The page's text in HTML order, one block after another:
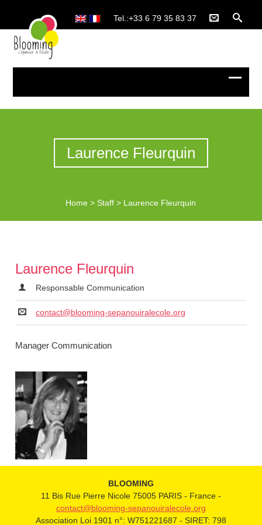
Tel.:+33 6 79 35 83 37
Laurence Fleurquin
Home >Staff > Laurence Fleurquin
Laurence Fleurquin
Responsable Communication
contact@blooming-sepanouiralecole.org
Manager Communication
BLOOMING
11 Bis Rue Pierre Nicole 75005 PARIS - France -
contact@blooming-sepanouiralecole.org
Association Loi 1901 n°: W751221687 - SIRET: 798